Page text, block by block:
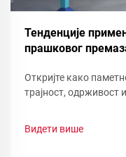
Тенденције
прашковог
Откријте како
трајност,
Видети више